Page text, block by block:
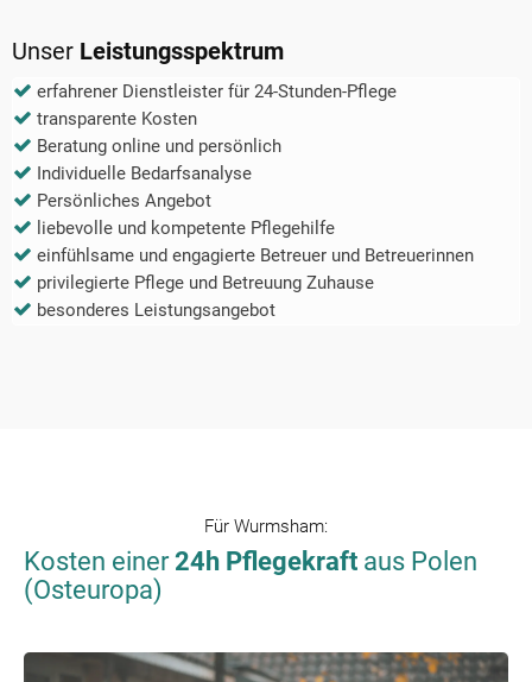
Unser Leistungsspektrum
erfahrener Dienstleister für 24-Stunden-Pflege
transparente Kosten
Beratung online und persönlich
Individuelle Bedarfsanalyse
Persönliches Angebot
liebevolle und kompetente Pflegehilfe
einfühlsame und engagierte Betreuer und Betreuerinnen
privilegierte Pflege und Betreuung Zuhause
besonderes Leistungsangebot
Für Wurmsham:
Kosten einer24h Pflegekraft aus Polen
(Osteuropa)